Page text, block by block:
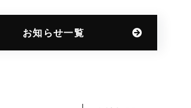
お知らせ一覧